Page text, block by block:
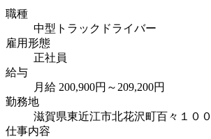
職種
中型トラックドライバー
雇用形態
正社員
給与
月給 200,900円～209,200円
勤務地
滋賀県東近江市北花沢町百々１００
仕事内容